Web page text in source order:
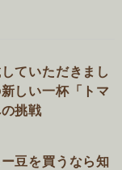
ていただきまし
しい一杯「トマ
挑戦
豆を買うなら知